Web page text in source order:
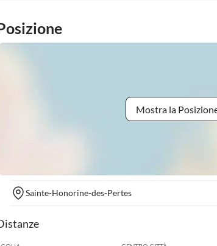
Mostra la
Sainte-Honorine-des-Pertes